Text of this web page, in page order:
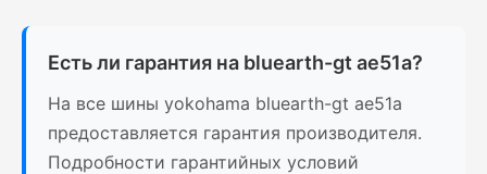
Есть ли гарантия на bluearth-gt ae51a?
На все шины yokohama bluearth-gt ae51a
предоставляется гарантия производителя.
Подробности гарантийных условий